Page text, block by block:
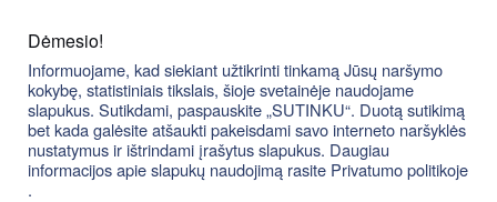
content
IMG_1718
Dėmesio!
Informuojame, kad siekiant užtikrinti tinkamą Jūsų naršymo
kokybę, statistiniais tikslais, šioje svetainėje naudojame
slapukus. Sutikdami, paspauskite „SUTINKU“. Duotą sutikimą
bet kada galėsite atšaukti pakeisdami savo interneto naršyklės
nustatymus ir ištrindami įrašytus slapukus. Daugiau
informacijos apie slapukų naudojimą rasite Privatumo politikoje
.